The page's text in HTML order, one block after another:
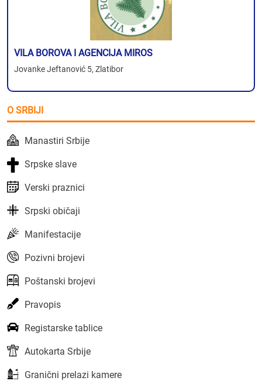
VILA BOROVA I AGENCIJA MIROS
Jovanke Jeftanović 5, Zlatibor
O SRBIJI
Manastiri Srbije
Srpske slave
Verski praznici
Srpski običaji
Manifestacije
Pozivni brojevi
Poštanski brojevi
Pravopis
Registarske tablice
Autokarta Srbije
Granični prelazi kamere